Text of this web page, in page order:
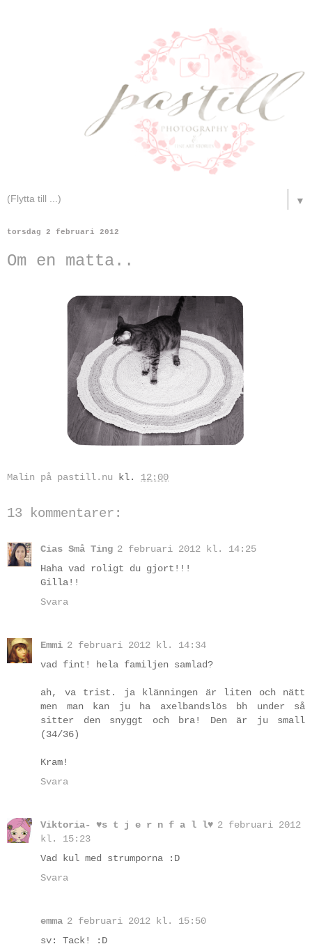
▼
torsdag 2 februari 2012
Om en matta..
Malin på pastill.nu kl. 12:00
13 kommentarer:
Cias Små Ting 2 februari 2012 kl. 14:25
Haha vad roligt du gjort!!!
Gilla!!
Svara
Emmi 2 februari 2012 kl. 14:34
vad fint! hela familjen samlad?
ah, va trist. ja klänningen är liten och nätt
men man kan ju ha axelbandslös bh under så
sitter den snyggt och bra! Den är ju small
(34/36)
Kram!
Svara
Viktoria- ♥s t j e r n f a l l♥ 2 februari 2012
kl. 15:23
Vad kul med strumporna :D
Svara
emma 2 februari 2012 kl. 15:50
sv: Tack! :D